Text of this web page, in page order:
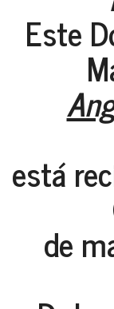
Este
está
de